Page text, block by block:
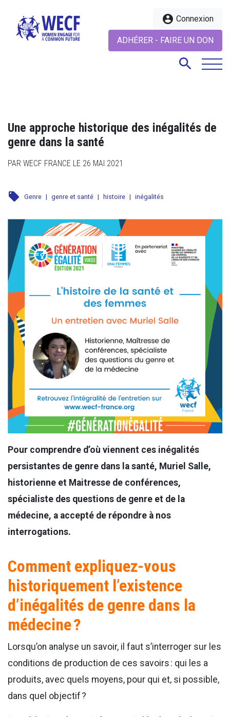
account_circle Connexion
ADHÉRER - FAIRE UN DON
search
search
Une approche historique des inégalités de
genre dans la santé
PAR WECF FRANCE LE 26 MAI 2021
local_offer Genre | genre et santé | histoire | inégalités
Pour comprendre d’où viennent ces inégalités
persistantes de genre dans la santé, Muriel Salle,
historienne et Maitresse de conférences,
spécialiste des questions de genre et de la
médecine, a accepté de répondre à nos
interrogations.
Comment expliquez-vous
historiquement l’existence
d’inégalités de genre dans la
médecine ?
Lorsqu’on analyse un savoir, il faut s’interroger sur les
conditions de production de ces savoirs : qui les a
produits, avec quels moyens, pour qui et, si possible,
dans quel objectif ?